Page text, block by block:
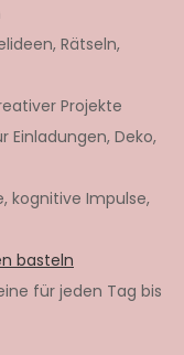
Rätseln,
Projekte
Deko,
kognitive Impulse,
basteln
für jeden Tag bis